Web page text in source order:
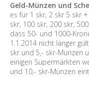
Geld-Münzen und
es für 1 skr, 2 skr 5 skr
skr, 100 skr, 200 skr,
dass 50- und 1000-
1.1.2014 nicht länger
skr und 5,- skr-Münzen
einigen Supermärkten
und 10,- skr-Münzen